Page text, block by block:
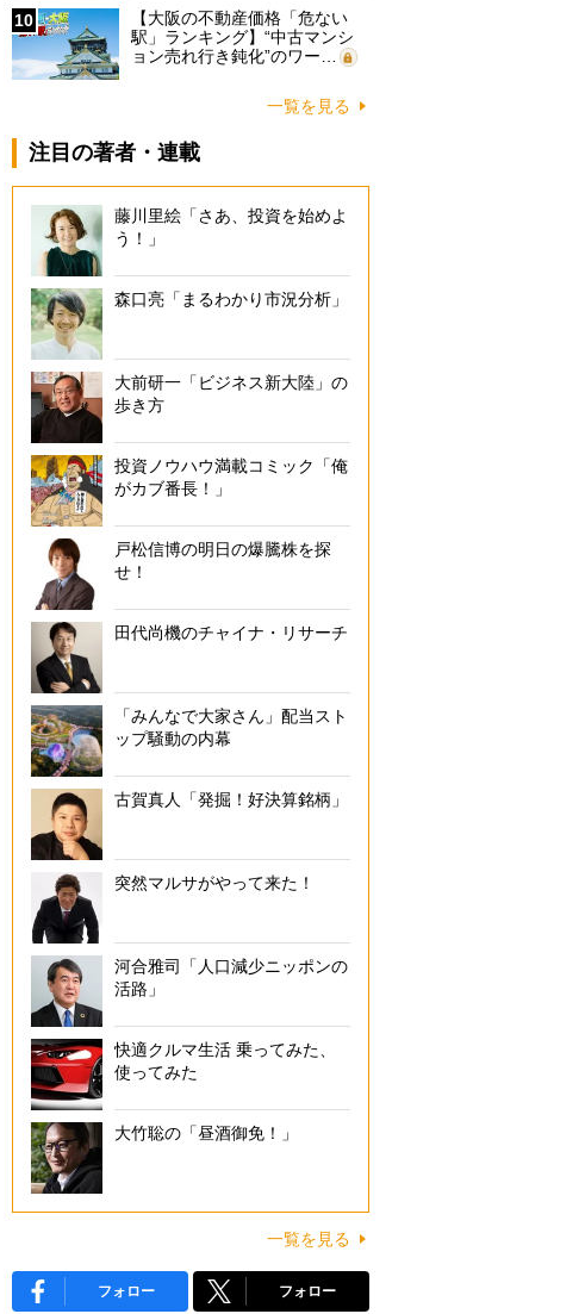
10
【大阪の不動産価格「危ない
駅」ランキング】“中古マンシ
ョン売れ行き鈍化”のワー…
一覧を見る
注目の著者・連載
藤川里絵「さあ、投資を始めよ
う！」
森口亮「まるわかり市況分析」
大前研一「ビジネス新大陸」の
歩き方
投資ノウハウ満載コミック「俺
がカブ番長！」
戸松信博の明日の爆騰株を探
せ！
田代尚機のチャイナ・リサーチ
「みんなで大家さん」配当スト
ップ騒動の内幕
古賀真人「発掘！好決算銘柄」
突然マルサがやって来た！
河合雅司「人口減少ニッポンの
活路」
快適クルマ生活 乗ってみた、
使ってみた
大竹聡の「昼酒御免！」
一覧を見る
フォロー フォロー